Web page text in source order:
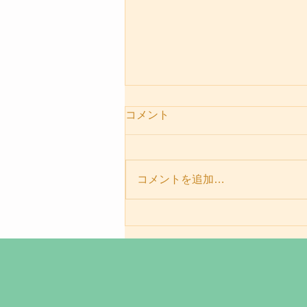
ー
コメント
コメントを追加…